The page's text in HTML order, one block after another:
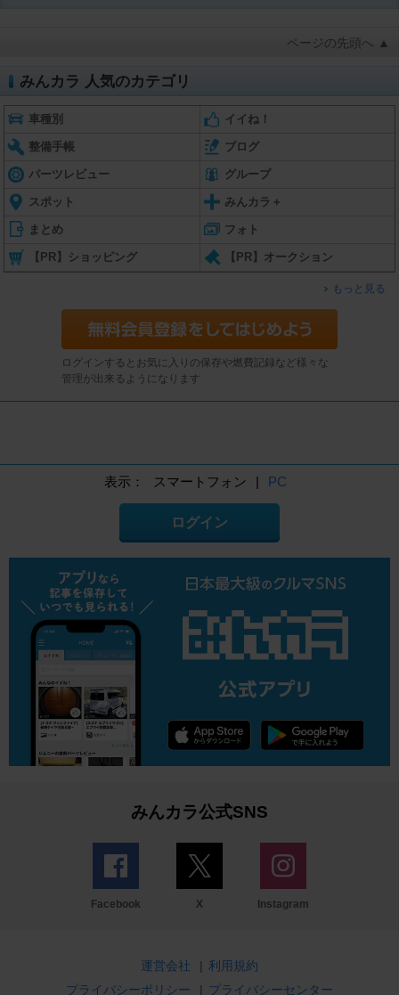
ページの先頭へ ▲
みんカラ 人気のカテゴリ
車種別 イイね！
整備手帳 ブログ
パーツレビュー グループ
スポット みんカラ＋
まとめ フォト
【PR】ショッピング 【PR】オークション
もっと見る
ログインするとお気に入りの保存や燃費記録など様々な
管理が出来るようになります
表示： スマートフォン | PC
ログイン
みんカラ公式SNS
Facebook X Instagram
運営会社 | 利用規約
プライバシーポリシー
| プライバシーセンター